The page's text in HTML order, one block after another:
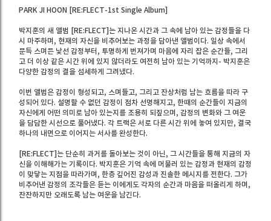
PARK JI HOON [RE:FLECT-1st Single Album]
박지훈의 새 앨범 [RE:FLECT]는 지나온 시간과 그 속에 남아 있는 감정들을 다
시 마주하며, 현재의 자신을 비추어보는 과정을 담아낸 앨범이다. 일상 속에서
문득 스며든 낯선 감정부터, 투명하게 번져가며 마음에 자리 잡은 순간들, 그리
고 더 이상 같은 시간 위에 있지 않더라도 여전히 남아 있는 기억까지- 박지훈은
다양한 감정의 결을 섬세하게 그려냈다.
이번 앨범은 감정이 형성되고, 스며들고, 그리고 잔상처럼 남는 흐름을 따라 구
성되어 있다. 설명할 수 없던 감정이 점차 선명해지고, 한때의 순간들이 지금의
자신에게 어떤 의미로 남아 있는지를 조용히 되짚으며, 감정의 변화와 그 여운
을 담담한 시선으로 풀어냈다. 각 트랙은 서로 다른 시간 위에 놓여 있지만, 결국
하나의 내면으로 이어지는 서사를 완성한다.
[RE:FLECT]는 단순히 과거를 돌아보는 것이 아닌, 그 시간들을 통해 지금의 자
신을 이해해가는 기록이다. 박지훈은 기억 속에 머물러 있는 감정과 현재의 감정
이 맞닿는 지점을 따라가며, 한층 깊어진 감성과 진솔한 메시지를 전한다. 그가
비추어낸 감정의 조각들은 듣는 이에게도 각자의 순간과 마음을 떠올리게 하며,
잔잔하지만 오래도록 남는 여운을 남긴다.